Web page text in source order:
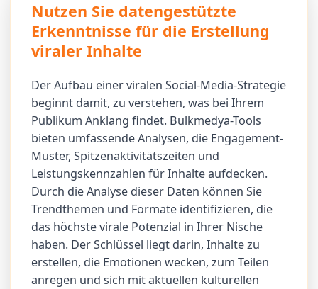
Nutzen Sie datengestützte
Erkenntnisse für die Erstellung
viraler Inhalte
Der Aufbau einer viralen Social-Media-Strategie
beginnt damit, zu verstehen, was bei Ihrem
Publikum Anklang findet. Bulkmedya-Tools
bieten umfassende Analysen, die Engagement-
Muster, Spitzenaktivitätszeiten und
Leistungskennzahlen für Inhalte aufdecken.
Durch die Analyse dieser Daten können Sie
Trendthemen und Formate identifizieren, die
das höchste virale Potenzial in Ihrer Nische
haben. Der Schlüssel liegt darin, Inhalte zu
erstellen, die Emotionen wecken, zum Teilen
anregen und sich mit aktuellen kulturellen